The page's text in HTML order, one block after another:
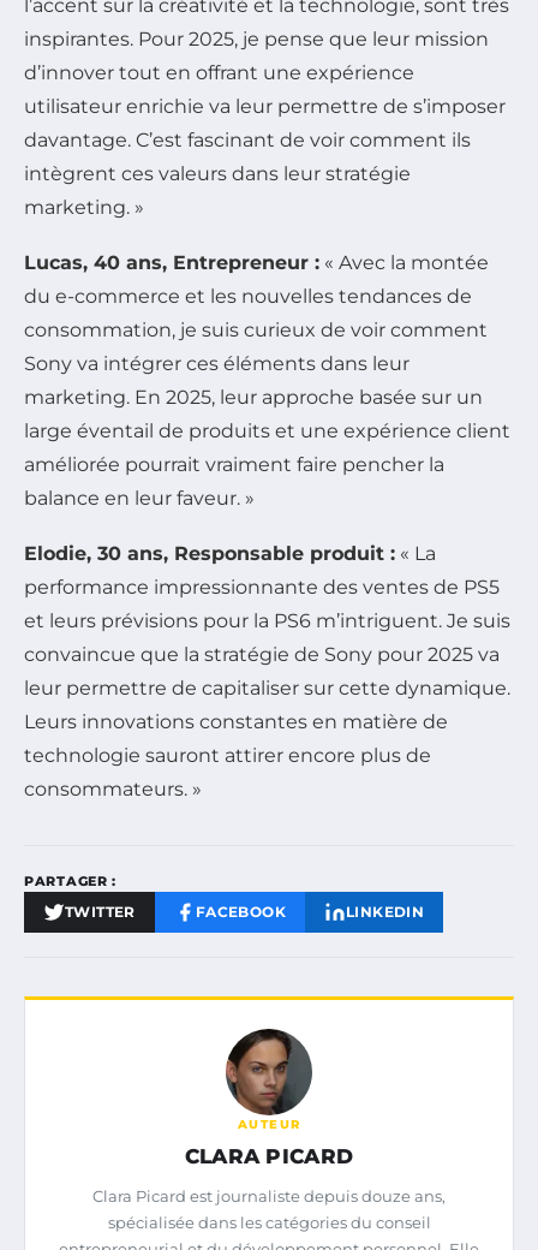
l’accent sur la créativité et la technologie, sont très
inspirantes. Pour 2025, je pense que leur mission
d’innover tout en offrant une expérience
utilisateur enrichie va leur permettre de s’imposer
davantage. C’est fascinant de voir comment ils
intègrent ces valeurs dans leur stratégie
marketing. »
Lucas, 40 ans, Entrepreneur : « Avec la montée
du e-commerce et les nouvelles tendances de
consommation, je suis curieux de voir comment
Sony va intégrer ces éléments dans leur
marketing. En 2025, leur approche basée sur un
large éventail de produits et une expérience client
améliorée pourrait vraiment faire pencher la
balance en leur faveur. »
Elodie, 30 ans, Responsable produit : « La
performance impressionnante des ventes de PS5
et leurs prévisions pour la PS6 m’intriguent. Je suis
convaincue que la stratégie de Sony pour 2025 va
leur permettre de capitaliser sur cette dynamique.
Leurs innovations constantes en matière de
technologie sauront attirer encore plus de
consommateurs. »
PARTAGER :
TWITTER FACEBOOK LINKEDIN
AUTEUR
CLARA PICARD
Clara Picard est journaliste depuis douze ans,
spécialisée dans les catégories du conseil